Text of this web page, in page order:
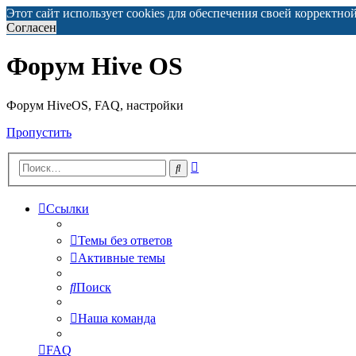
Этот сайт использует cookies для обеспечения своей
Согласен
Форум Hive OS
Форум HiveOS, FAQ, настройки
Пропустить
Поиск
Ссылки
Темы без ответов
Активные темы
Поиск
Наша команда
FAQ